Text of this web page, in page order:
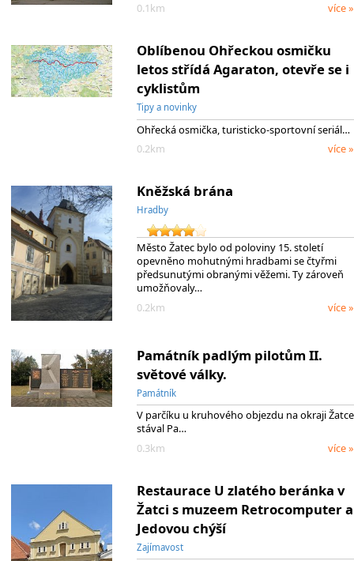
0.1km
více »
Oblíbenou Ohřeckou osmičku
letos střídá Agaraton, otevře se i
cyklistům
Tipy a novinky
Ohřecká osmička, turisticko-sportovní seriál…
0.2km
více »
Kněžská brána
Hradby
Město Žatec bylo od poloviny 15. století
opevněno mohutnými hradbami se čtyřmi
předsunutými obranými věžemi. Ty zároveň
umožňovaly…
0.2km
více »
Památník padlým pilotům II.
světové války.
Památník
V parčíku u kruhového objezdu na okraji Žatce
stával Pa…
0.3km
více »
Restaurace U zlatého beránka v
Žatci s muzeem Retrocomputer a
Jedovou chýší
Zajímavost